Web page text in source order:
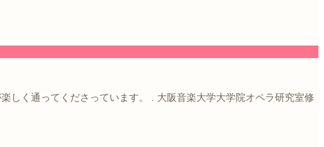
しく通ってくださっています。
大阪音楽大学大学院オペラ研究室修